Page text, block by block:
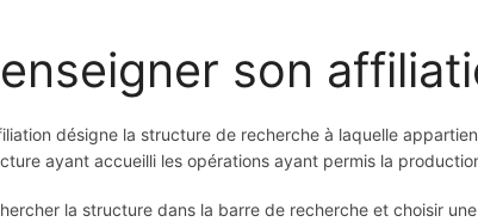
son
désigne la structure de recherche à laquelle
ayant accueilli les opérations ayant permis la
la structure dans la barre de recherche et choisir